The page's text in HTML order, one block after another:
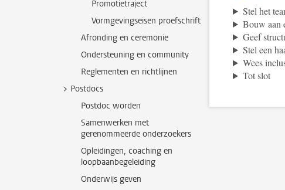
Promotietraject
Vormgevingseisen proefschrift
Afronding en ceremonie
Ondersteuning en community
Reglementen en richtlijnen
Postdocs
Postdoc worden
Samenwerken met
gerenommeerde onderzoekers
Opleidingen, coaching en
loopbaanbegeleiding
Onderwijs geven
Stel het
Bouw aan
Geef
Stel een
Wees
Tot slot